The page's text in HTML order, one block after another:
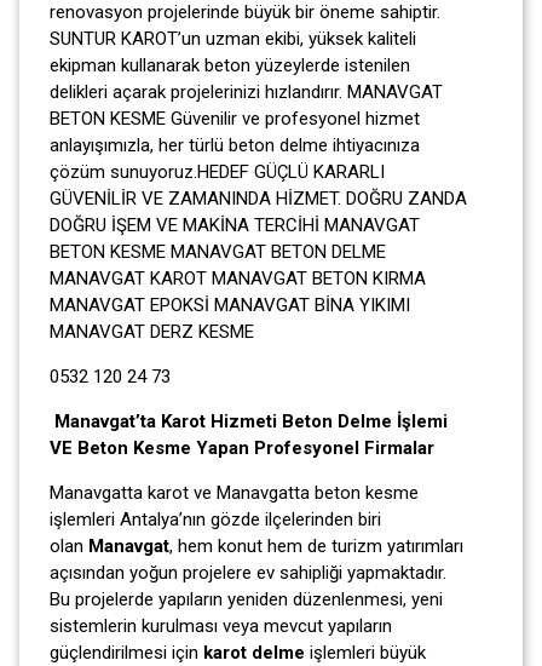
renovasyon projelerinde büyük bir öneme sahiptir.
SUNTUR KAROT’un uzman ekibi, yüksek kaliteli
ekipman kullanarak beton yüzeylerde istenilen
delikleri açarak projelerinizi hızlandırır. MANAVGAT
BETON KESME Güvenilir ve profesyonel hizmet
anlayışımızla, her türlü beton delme ihtiyacınıza
çözüm sunuyoruz.HEDEF GÜÇLÜ KARARLI
GÜVENİLİR VE ZAMANINDA HİZMET. DOĞRU ZANDA
DOĞRU İŞEM VE MAKİNA TERCİHİ MANAVGAT
BETON KESME MANAVGAT BETON DELME
MANAVGAT KAROT MANAVGAT BETON KIRMA
MANAVGAT EPOKSİ MANAVGAT BİNA YIKIMI
MANAVGAT DERZ KESME
0532 120 24 73
Manavgat’ta Karot Hizmeti Beton Delme İşlemi
VE Beton Kesme Yapan Profesyonel Firmalar
Manavgatta karot ve Manavgatta beton kesme
işlemleri Antalya’nın gözde ilçelerinden biri
olan Manavgat, hem konut hem de turizm yatırımları
açısından yoğun projelere ev sahipliği yapmaktadır.
Bu projelerde yapıların yeniden düzenlenmesi, yeni
sistemlerin kurulması veya mevcut yapıların
güçlendirilmesi için karot delme işlemleri büyük